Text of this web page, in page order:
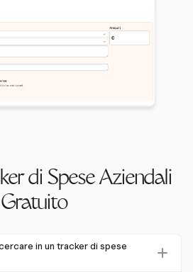
di Spese Aziendali
Gratuito
in un tracker di spese